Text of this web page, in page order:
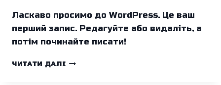
Ласкаво просимо до WordPress. Це ваш
перший запис. Редагуйте або видаліть, а
потім починайте писати!
ЧИТАТИ ДАЛІПРИВІТ,